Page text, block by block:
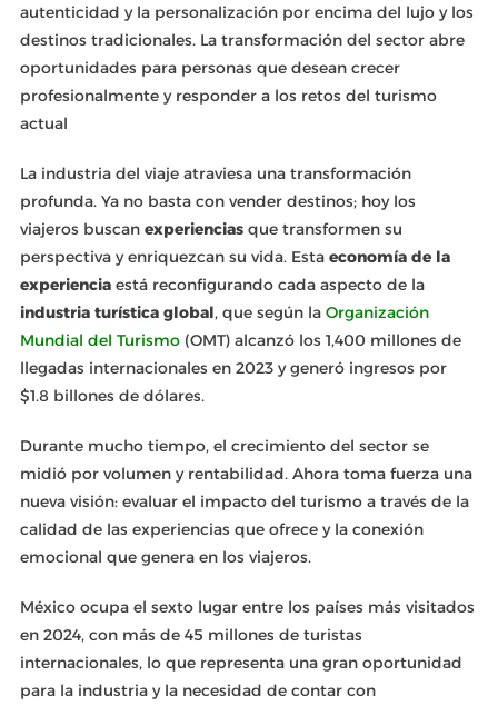
autenticidad y la personalización por encima del lujo y los
destinos tradicionales. La transformación del sector abre
oportunidades para personas que desean crecer
profesionalmente y responder a los retos del turismo
actual
La industria del viaje atraviesa una transformación
profunda. Ya no basta con vender destinos; hoy los
viajeros buscan experiencias que transformen su
perspectiva y enriquezcan su vida. Esta economía de la
experienciaestá reconfigurando cada aspecto de la
industria turística global, que según la Organización
Mundial del Turismo(OMT) alcanzó los 1,400 millones de
llegadas internacionales en 2023 y generó ingresos por
$1.8 billones de dólares.
Durante mucho tiempo, el crecimiento del sector se
midió por volumen y rentabilidad. Ahora toma fuerza una
nueva visión: evaluar el impacto del turismo a través de la
calidad de las experiencias que ofrece y la conexión
emocional que genera en los viajeros.
México ocupa el sexto lugar entre los países más visitados
en 2024, con más de 45 millones de turistas
internacionales, lo que representa una gran oportunidad
para la industria y la necesidad de contar con